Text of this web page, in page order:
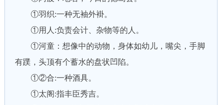
①羽织:一种无袖外褂。
①用人:负责会计、杂物等的人。
①河童：想像中的动物，身体如幼儿，嘴尖，手脚
有蹼，头顶有个蓄水的盘状凹陷。
①②合:一种酒具。
①太阁:指丰臣秀吉。